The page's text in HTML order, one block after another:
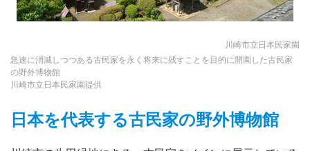
川崎市立日本民家園
急速に消滅しつつある古民家を永く将来に残すことを目的に開園した古民家
の野外博物館
川崎市立日本民家園提供
日本を代表する古民家の野外博物館